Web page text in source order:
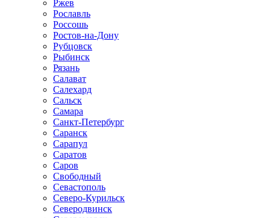
Ржев
Рославль
Россошь
Ростов-на-Дону
Рубцовск
Рыбинск
Рязань
Салават
Салехард
Сальск
Самара
Санкт-Петербург
Саранск
Сарапул
Саратов
Саров
Свободный
Севастополь
Северо-Курильск
Северодвинск